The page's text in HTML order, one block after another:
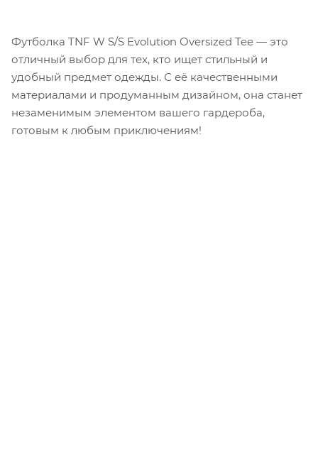
Футболка TNF W S/S Evolution Oversized Tee — это
отличный выбор для тех, кто ищет стильный и
удобный предмет одежды. С её качественными
материалами и продуманным дизайном, она станет
незаменимым элементом вашего гардероба,
готовым к любым приключениям!